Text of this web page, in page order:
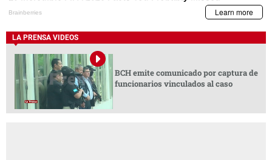
LA PRENSA VIDEOS
BCH emite comunicado por captura de
funcionarios vinculados al caso